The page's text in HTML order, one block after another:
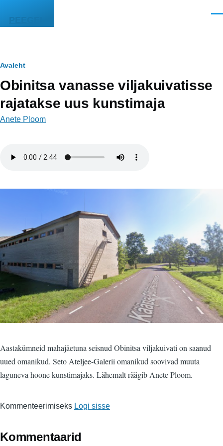
PEEGEL
Leivapuru
Avaleht
Obinitsa vanasse viljakuivatisse
rajatakse uus kunstimaja
Anete Ploom
Aastakümneid mahajäetuna seisnud Obinitsa viljakuivati on saanud
uued omanikud. Seto Ateljee-Galerii omanikud soovivad muuta
laguneva hoone kunstimajaks. Lähemalt räägib Anete Ploom.
Kommenteerimiseks Logi sisse
Kommentaarid